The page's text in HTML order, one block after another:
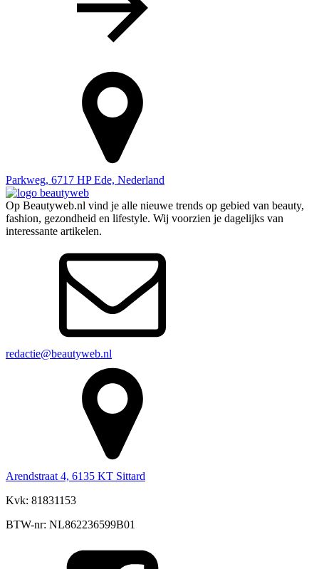
Parkweg, 6717 HP Ede, Nederland
Op Beautyweb.nl vind je alle nieuwe trends op gebied van beauty,
fashion, gezondheid en lifestyle. Wij voorzien je dagelijks van
interessante artikelen.
redactie@beautyweb.nl
Arendstraat 4, 6135 KT Sittard
Kvk: 81831153
BTW-nr: NL862236599B01